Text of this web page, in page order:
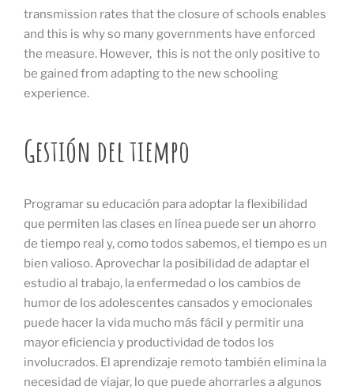
transmission rates that the closure of schools enables
and this is why so many governments have enforced
the measure. However, this is not the only positive to
be gained from adapting to the new schooling
experience.
Gestión del tiempo
Programar su educación para adoptar la flexibilidad
que permiten las clases en línea puede ser un ahorro
de tiempo real y, como todos sabemos, el tiempo es un
bien valioso. Aprovechar la posibilidad de adaptar el
estudio al trabajo, la enfermedad o los cambios de
humor de los adolescentes cansados y emocionales
puede hacer la vida mucho más fácil y permitir una
mayor eficiencia y productividad de todos los
involucrados. El aprendizaje remoto también elimina la
necesidad de viajar, lo que puede ahorrarles a algunos